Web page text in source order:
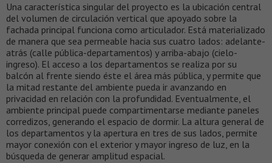
Una característica singular del proyecto es la ubicación central
del volumen de circulación vertical que apoyado sobre la
fachada principal funciona como articulador. Está materializado
de manera que sea permeable hacia sus cuatro lados: adelante-
atrás (calle pública-departamentos) y arriba-abajo (cielo-
ingreso). El acceso a los departamentos se realiza por su
balcón al frente siendo éste el área más pública, y permite que
la mitad restante del ambiente pueda ir avanzando en
privacidad en relación con la profundidad. Eventualmente, el
ambiente principal puede compartimentarse mediante paneles
corredizos, generando el espacio de dormir. La altura general de
los departamentos y la apertura en tres de sus lados, permite
mayor conexión con el exterior y mayor ingreso de luz, en la
búsqueda de generar amplitud espacial.